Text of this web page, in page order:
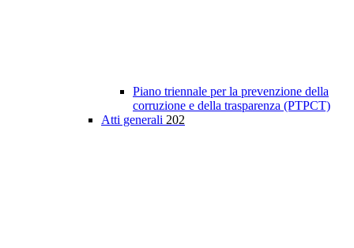
Piano triennale per la prevenzione della
corruzione e della trasparenza (PTPCT)
Atti generali 202